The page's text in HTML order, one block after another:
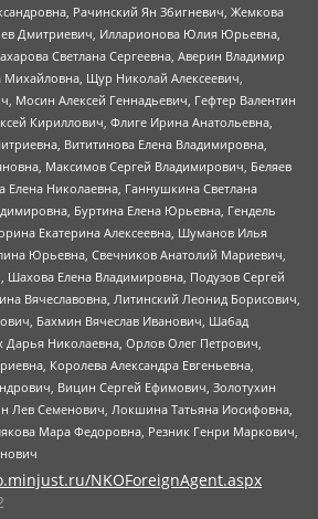
Рачинский Ян Збигневич, Жемкова
Дмитриевич, Илларионова Юлия Юрьевна,
Светлана Сергеевна, Аверин Владимир
Щур Николай Алексеевич,
Мосин Алексей Геннадьевич, Гефтер Валентин
Кириллович, Флиге Ирина Анатольевна,
Вититинова Елена Владимировна,
Максимов Сергей Владимирович, Беляев
Елена Николаевна, Ганнушкина Светлана
Буртина Елена Юрьевна, Гендель
Екатерина Алексеевна, Шуманов Илья
Юрьевна, Свечников Анатолий Мариевич,
Елена Владимировна, Подузов Сергей
Вячеславовна, Литинский Леонид Борисович,
Бахмин Вячеслав Иванович, Шабад
Николаевна, Орлов Олег Петрович,
Королева Александра Евгеньевна,
Вицин Сергей Ефимович, Золотухин
Лев Семенович, Локшина Татьяна Иосифовна,
Мара Федоровна, Резник Генри Маркович,
NKOForeignAgent.aspx